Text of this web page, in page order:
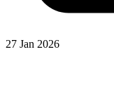
27 Jan 2026